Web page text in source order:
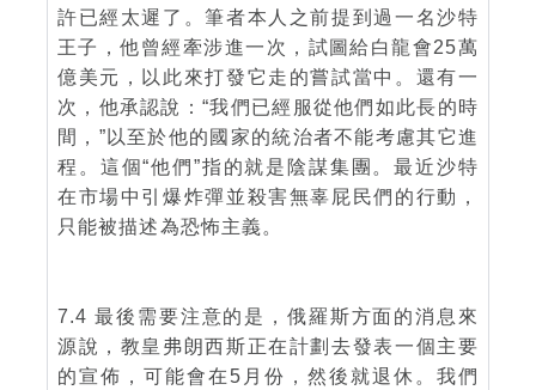
許已經太遲了。筆者本人之前提到過一名沙特
王子，他曾經牽涉進一次，試圖給白龍會25萬
億美元，以此來打發它走的嘗試當中。還有一
次，他承認說：“我們已經服從他們如此長的時
間，”以至於他的國家的統治者不能考慮其它進
程。這個“他們”指的就是陰謀集團。最近沙特
在市場中引爆炸彈並殺害無辜屁民們的行動，
只能被描述為恐怖主義。
7.4 最後需要注意的是，俄羅斯方面的消息來
源說，教皇弗朗西斯正在計劃去發表一個主要
的宣佈，可能會在5月份，然後就退休。我們